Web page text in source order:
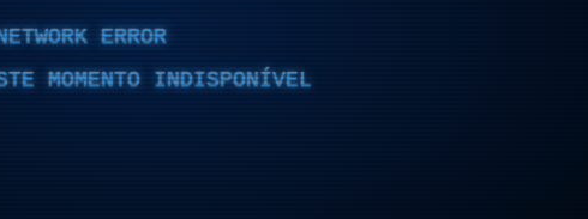
ERROR
MOMENTO INDISPONÍVEL